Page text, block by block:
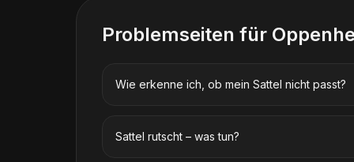
Problemseiten für
Wie erkenne ich, ob mein Sattel nicht passt?
Sattel rutscht – was tun?